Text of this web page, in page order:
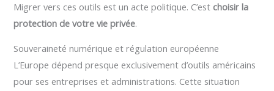
Migrer vers ces outils est un acte politique. C’est choisir la
protection de votre vie privée.
Souveraineté numérique et régulation européenne
L’Europe dépend presque exclusivement d’outils américains
pour ses entreprises et administrations. Cette situation